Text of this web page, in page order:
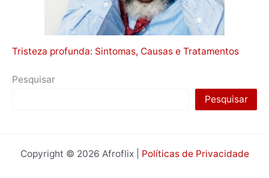
Tristeza profunda: Sintomas, Causas e Tratamentos
Pesquisar
Pesquisar
Copyright © 2026 Afroflix | Políticas de Privacidade